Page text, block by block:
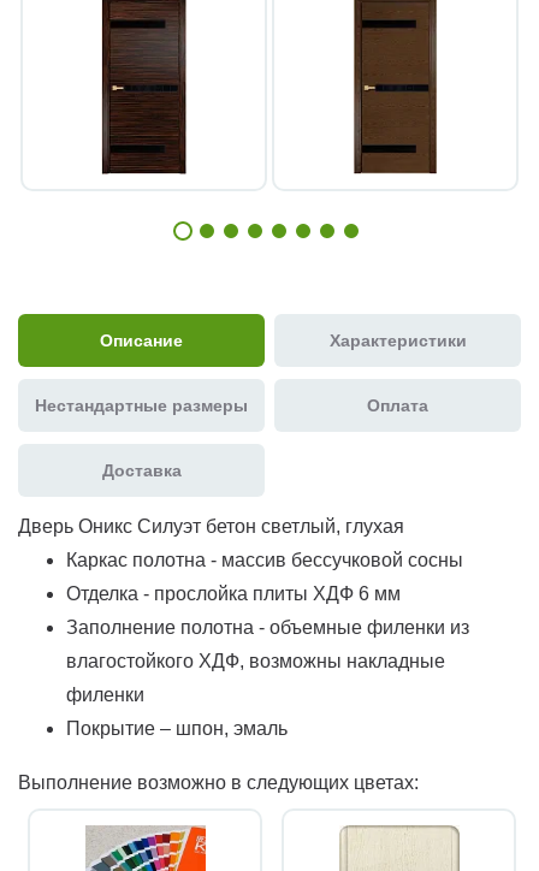
Описание Характеристики
Нестандартные размеры Оплата
Доставка
Дверь Оникс Силуэт бетон светлый, глухая
Каркас полотна - массив бессучковой сосны
Отделка - прослойка плиты ХДФ 6 мм
Заполнение полотна - объемные филенки из
влагостойкого ХДФ, возможны накладные
филенки
Покрытие – шпон, эмаль
Выполнение возможно в следующих цветах: